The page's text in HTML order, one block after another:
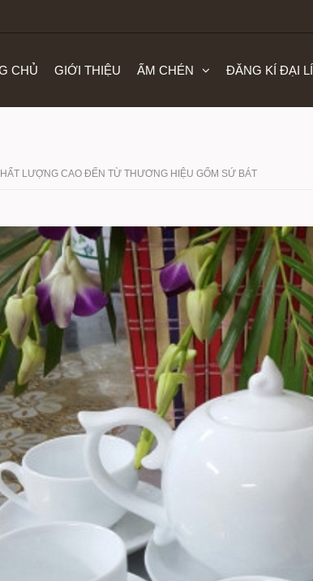
CHỦ GIỚI THIỆU ẤM CHÉN ĐĂNG KÍ ĐẠI LÍ
LƯỢNG CAO ĐẾN TỪ THƯƠNG HIỆU GỐM SỨ BÁT